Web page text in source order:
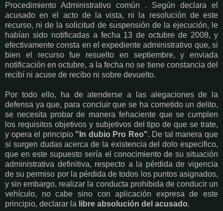
Procedimiento Administrativo común . Según declara el
acusado en el acto de la vista, ni la resolución de este
recurso, ni de la solicitud de suspensión de la ejecución, le
habían sido notificadas a fecha 13 de octubre de 2008, y
efectivamente consta en el expediente administrativo que, si
bien el recurso fue resuelto en septiembre, y enviada
notificación en octubre, a la fecha no se tiene constancia del
recibí ni acuse de recibo ni sobre devuelto.
Por todo ello, ha de atenderse a las alegaciones de la
defensa ya que, para concluir que se ha cometido un delito,
se necesita probar de manera fehaciente que se cumplen
los requisitos objetivos y subjetivos del tipo de que se trate,
y opera el principio "In dubio Pro Reo". De tal manera que
si surgen dudas acerca de la existencia del dolo especifico,
que en este supuesto sería el conocimiento de su situación
administrativa definitiva, respecto a la pérdida de vigencia
de su permiso por la pérdida de todos los puntos asignados,
y sin embargo, realizar la conducta prohibida de conducir un
vehículo, no cabe sino con aplicación expresa de este
principio, declarar la libre absolución del acusado.